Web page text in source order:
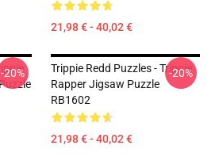
21,98 € - 40,02 €
-20%
Trippie Redd Puzzles - Trippie
Rapper Jigsaw Puzzle
RB1602
21,98 € - 40,02 €
-20%